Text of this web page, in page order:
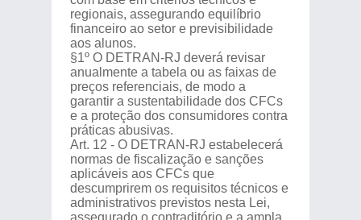
regionais, assegurando equilíbrio
financeiro ao setor e previsibilidade
aos alunos.
§1º O DETRAN-RJ deverá revisar
anualmente a tabela ou as faixas de
preços referenciais, de modo a
garantir a sustentabilidade dos CFCs
e a proteção dos consumidores contra
práticas abusivas.
Art. 12 - O DETRAN-RJ estabelecerá
normas de fiscalização e sanções
aplicáveis aos CFCs que
descumprirem os requisitos técnicos e
administrativos previstos nesta Lei,
assegurado o contraditório e a ampla